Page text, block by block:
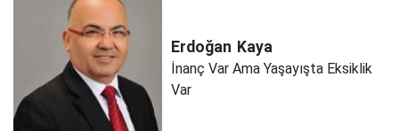
Erdoğan Kaya
İnanç Var Ama Yaşayışta Eksiklik
Var